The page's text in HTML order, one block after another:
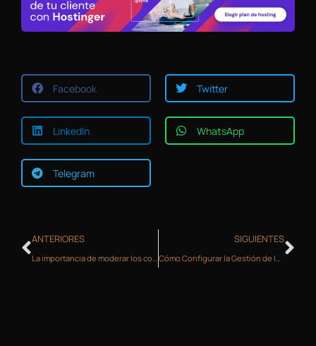
Facebook Twitter
LinkedIn WhatsApp
Telegram
ANTERIORES
La importancia de moderar los comentarios en WordPress
SIGUIENTES
Cómo Configurar la Gestión de Inventario en WooCommerce